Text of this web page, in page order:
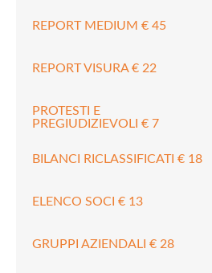
REPORT MEDIUM € 45
REPORT VISURA € 22
PROTESTI E
PREGIUDIZIEVOLI € 7
BILANCI RICLASSIFICATI € 18
ELENCO SOCI € 13
GRUPPI AZIENDALI € 28